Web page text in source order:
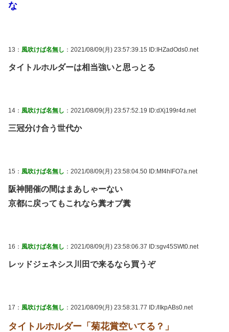
な
13： 風吹けば名無し ：2021/08/09(月) 23:57:39.15 ID:IHZadOds0.net
タイトルホルダーは相当強いと思っとる
14： 風吹けば名無し ：2021/08/09(月) 23:57:52.19 ID:dXj199r4d.net
三冠分け合う世代か
15： 風吹けば名無し ：2021/08/09(月) 23:58:04.50 ID:Mf4hIFO7a.net
阪神開催の間はまあしゃーない
京都に戻ってもこれなら糞オブ糞
16： 風吹けば名無し ：2021/08/09(月) 23:58:06.37 ID:sgv45SWt0.net
レッドジェネシス川田で来るなら買うぞ
17： 風吹けば名無し ：2021/08/09(月) 23:58:31.77 ID:/lIkpABs0.net
タイトルホルダー「菊花賞空いてる？」